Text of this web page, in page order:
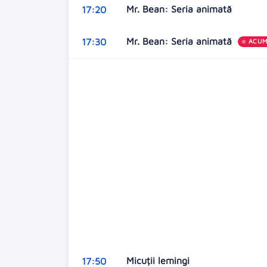
17:20 Mr. Bean: Seria animată
17:30 Mr. Bean: Seria animată ACUM
17:50 Micuții lemingi